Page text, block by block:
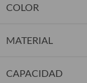
COLOR
MATERIAL
CAPACIDAD